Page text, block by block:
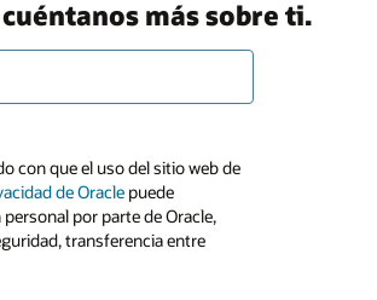
más sobre ti.
con que el uso del sitio web de
de Oracle puede
por parte de Oracle,
transferencia entre